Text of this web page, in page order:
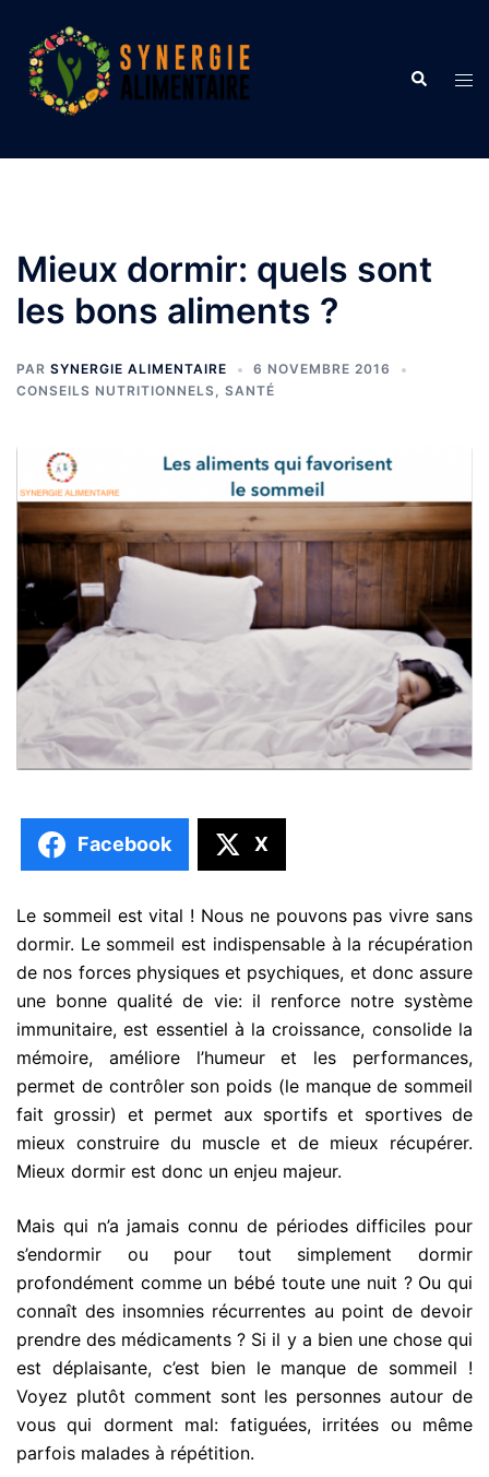
contenu
Mieux dormir: quels sont
les bons aliments ?
PAR SYNERGIE ALIMENTAIRE
6 NOVEMBRE 2016
CONSEILS NUTRITIONNELS, SANTÉ
Facebook X
Le sommeil est vital ! Nous ne pouvons pas vivre sans
dormir. Le sommeil est indispensable à la récupération
de nos forces physiques et psychiques, et donc assure
une bonne qualité de vie: il renforce notre système
immunitaire, est essentiel à la croissance, consolide la
mémoire, améliore l’humeur et les performances,
permet de contrôler son poids (le manque de sommeil
fait grossir) et permet aux sportifs et sportives de
mieux construire du muscle et de mieux récupérer.
Mieux dormir est donc un enjeu majeur.
Mais qui n’a jamais connu de périodes difficiles pour
s’endormir ou pour tout simplement dormir
profondément comme un bébé toute une nuit ? Ou qui
connaît des insomnies récurrentes au point de devoir
prendre des médicaments ? Si il y a bien une chose qui
est déplaisante, c’est bien le manque de sommeil !
Voyez plutôt comment sont les personnes autour de
vous qui dorment mal: fatiguées, irritées ou même
parfois malades à répétition.